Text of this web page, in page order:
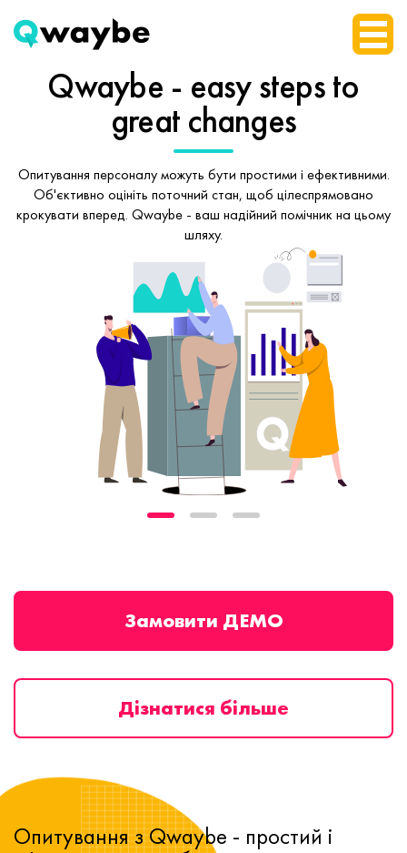
Qwaybe - easy stepsto
great changes
Опитування персоналу можуть бути простими і ефективними.
Об'єктивно оцініть поточний стан, щоб цілеспрямовано
крокувати вперед. Qwaybe - ваш надійний помічник на цьому
шляху.
Замовити ДЕМО
Дізнатися більше
Опитування з Qwaybe - простий і